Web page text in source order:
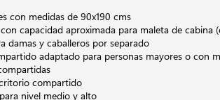
con medidas de 90x190 cms
capacidad aproximada para maleta de cabina
damas y caballeros por separado
adaptado para personas mayores o con
compartido
nivel medio y alto